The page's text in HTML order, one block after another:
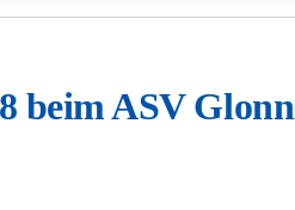
beim ASV Glonn